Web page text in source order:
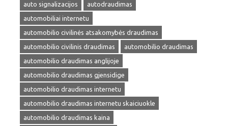
auto signalizacijos
autodraudimas
automobiliai internetu
automobilio civilinės atsakomybės draudimas
automobilio civilinis draudimas
automobilio draudimas
automobilio draudimas anglijoje
automobilio draudimas gjensidige
automobilio draudimas internetu
automobilio draudimas internetu skaiciuokle
automobilio draudimas kaina